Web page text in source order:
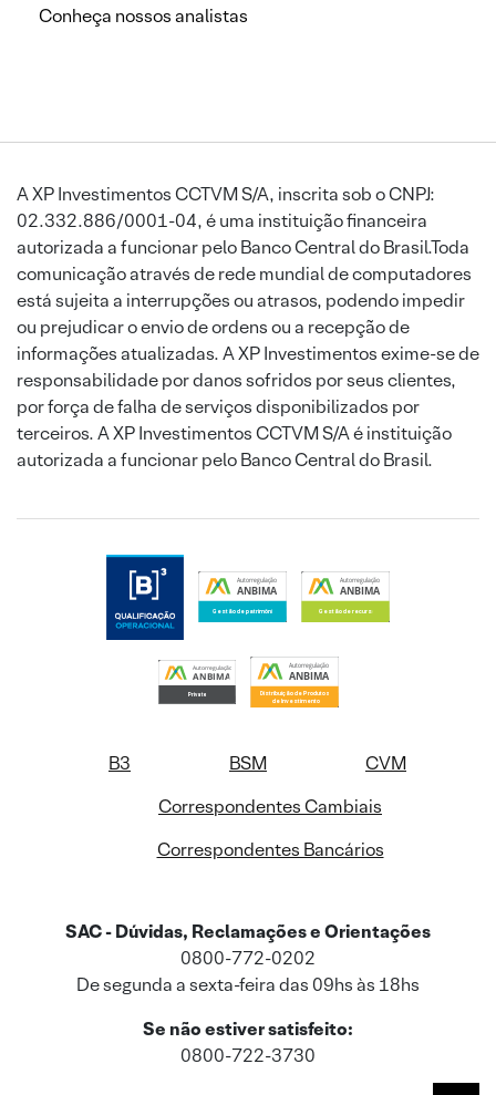
Conheça nossos analistas
A XP Investimentos CCTVM S/A, inscrita sob o CNPJ:
02.332.886/0001-04, é uma instituição financeira
autorizada a funcionar pelo Banco Central do Brasil.Toda
comunicação através de rede mundial de computadores
está sujeita a interrupções ou atrasos, podendo impedir
ou prejudicar o envio de ordens ou a recepção de
informações atualizadas. A XP Investimentos exime-se de
responsabilidade por danos sofridos por seus clientes,
por força de falha de serviços disponibilizados por
terceiros. A XP Investimentos CCTVM S/A é instituição
autorizada a funcionar pelo Banco Central do Brasil.
B3 BSM
CVM
Correspondentes Cambiais
Correspondentes Bancários
SAC - Dúvidas, Reclamações e Orientações
0800-772-0202
De segunda a sexta-feira das 09hs às 18hs
Se não estiver satisfeito:
0800-722-3730